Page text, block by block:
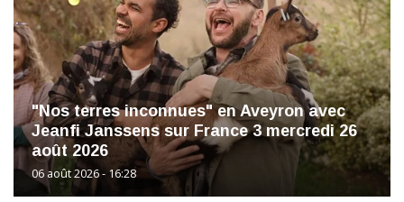
"Nos terres inconnues" en Aveyron avec
Jeanfi Janssens sur France 3 mercredi 26
août 2026
06 août 2026 - 16:28